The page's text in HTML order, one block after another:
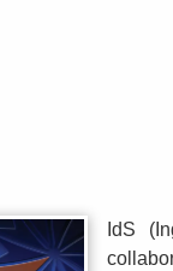
IdS